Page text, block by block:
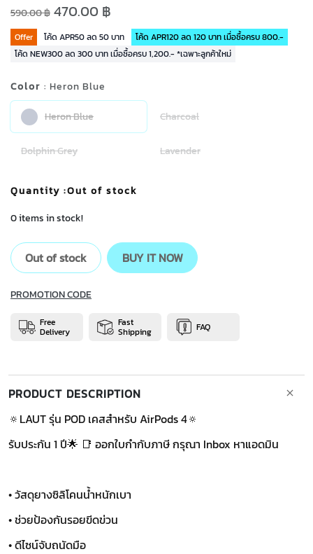
590.00 ฿ 470.00 ฿
Offer โค้ด APR50 ลด 50 บาท
โค้ด APR120 ลด 120 บาท เมื่อซื้อครบ 800.-
โค้ด NEW300 ลด 300 บาท เมื่อซื้อครบ 1,200.- *เฉพาะลูกค้าใหม่
Color : Heron Blue
Heron Blue Charcoal
Dolphin Grey Lavender
Quantity :Out of stock
0 items in stock!
Out of stock BUY IT NOW
PROMOTION CODE
Free
Delivery
Fast
Shipping FAQ
PRODUCT DESCRIPTION
🔅LAUT รุ่น POD เคสสำหรับ AirPods 4🔅
รับประกัน 1 ปี🌟 📑 ออกใบกำกับภาษี กรุณา Inbox หาแอดมิน
• วัสดุยางซิลิโคนน้ำหนักเบา
• ช่วยป้องกันรอยขีดข่วน
• ดีไซน์จับถนัดมือ